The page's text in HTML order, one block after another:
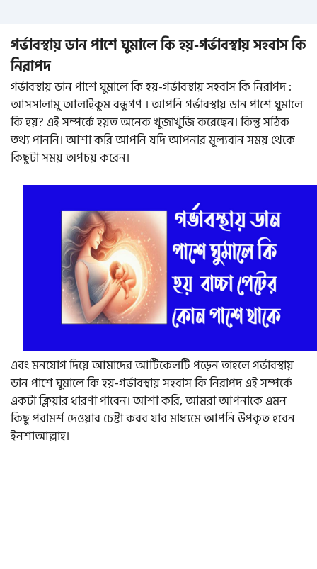
গর্ভাবস্থায় ডান পাশে ঘুমালে কি হয়-গর্ভাবস্থায় সহবাস কি
নিরাপদ
গর্ভাবস্থায় ডান পাশে ঘুমালে কি হয়-গর্ভাবস্থায় সহবাস কি নিরাপদ :
আসসালামু আলাইকুম বন্ধুগণ । আপনি গর্ভাবস্থায় ডান পাশে ঘুমালে
কি হয়? এই সম্পর্কে হয়ত অনেক খুজাখুজি করেছেন। কিন্তু সঠিক
তথ্য পাননি। আশা করি আপনি যদি আপনার মূল্যবান সময় থেকে
কিছুটা সময় অপচয় করেন।
এবং মনযোগ দিয়ে আমাদের আর্টিকেলটি পড়েন তাহলে গর্ভাবস্থায়
ডান পাশে ঘুমালে কি হয়-গর্ভাবস্থায় সহবাস কি নিরাপদএই সম্পর্কে
একটা ক্লিয়ার ধারণা পাবেন।আশা করি, আমরা আপনাকে এমন
কিছু পরামর্শ দেওয়ার চেষ্টা করব যার মাধ্যমে আপনিউপকৃত হবেন
ইনশাআল্লাহ।